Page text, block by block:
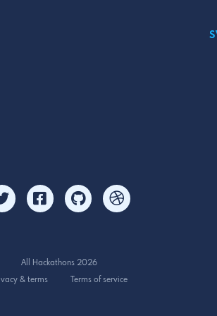
All Hackathons 2026
& terms
Terms of service